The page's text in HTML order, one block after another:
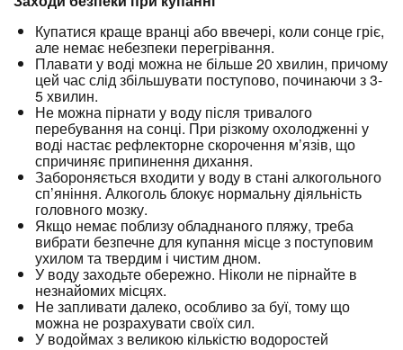
Купатися краще вранці або ввечері, коли сонце гріє,
але немає небезпеки перегрівання.
Плавати у воді можна не більше 20 хвилин, причому
цей час слід збільшувати поступово, починаючи з 3-
5 хвилин.
Не можна пірнати у воду після тривалого
перебування на сонці. При різкому охолодженні у
воді настає рефлекторне скорочення м’язів, що
спричиняє припинення дихання.
Забороняється входити у воду в стані алкогольного
сп’яніння. Алкоголь блокує нормальну діяльність
головного мозку.
Якщо немає поблизу обладнаного пляжу, треба
вибрати безпечне для купання місце з поступовим
ухилом та твердим і чистим дном.
У воду заходьте обережно. Ніколи не пірнайте в
незнайомих місцях.
Не запливати далеко, особливо за буї, тому що
можна не розрахувати своїх сил.
У водоймах з великою кількістю водоростей